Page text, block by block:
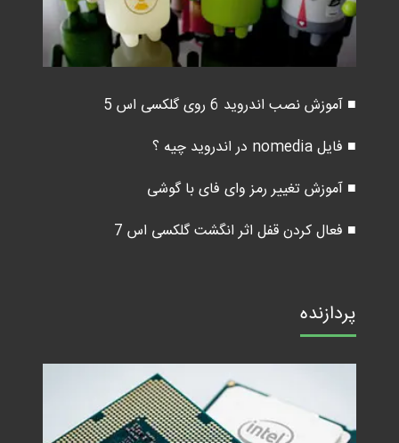
■ آموزش نصب اندروید 6 روی گلکسی اس 5
■ فایل nomedia در اندروید چیه ؟
■ آموزش تغییر رمز وای فای با گوشی
■ فعال کردن قفل اثر انگشت گلکسی اس 7
پردازنده